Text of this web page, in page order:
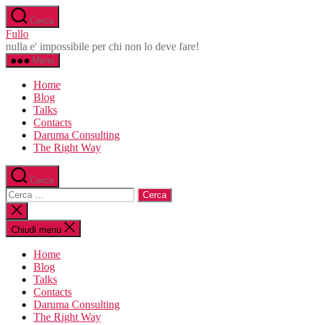
Salta
al
contenuto
Cerca
Fullo
nulla e' impossibile per chi non lo deve fare!
Menu
Home
Blog
Talks
Contacts
Daruma Consulting
The Right Way
Cerca
Cerca:
Chiudi
la
ricerca
Chiudi menu
Home
Blog
Talks
Contacts
Daruma Consulting
The Right Way